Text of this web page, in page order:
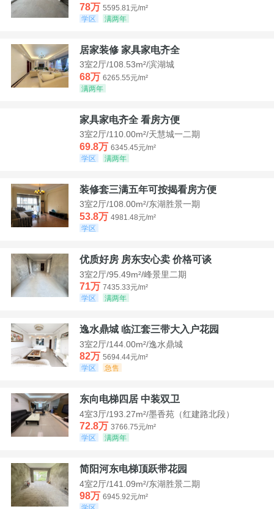
78万 5595.81元/m²
学区
满两年
居家装修 家具家电齐全
3室2厅/108.53m²/滨湖城
68万 6265.55元/m²
满两年
家具家电齐全 看房方便
3室2厅/110.00m²/天慧城一二期
69.8万 6345.45元/m²
学区
满两年
装修套三满五年可按揭看房方便
3室2厅/108.00m²/东湖胜景一期
53.8万 4981.48元/m²
学区
优质好房 房东安心卖 价格可谈
3室2厅/95.49m²/峰景里二期
71万 7435.33元/m²
学区
满两年
逸水鼎城 临江套三带大入户花园
3室2厅/144.00m²/逸水鼎城
82万 5694.44元/m²
学区
急售
东向电梯四居 中装双卫
4室3厅/193.27m²/墨香苑（红建路北段）
72.8万 3766.75元/m²
学区
满两年
简阳河东电梯顶跃带花园
4室2厅/141.09m²/东湖胜景二期
98万 6945.92元/m²